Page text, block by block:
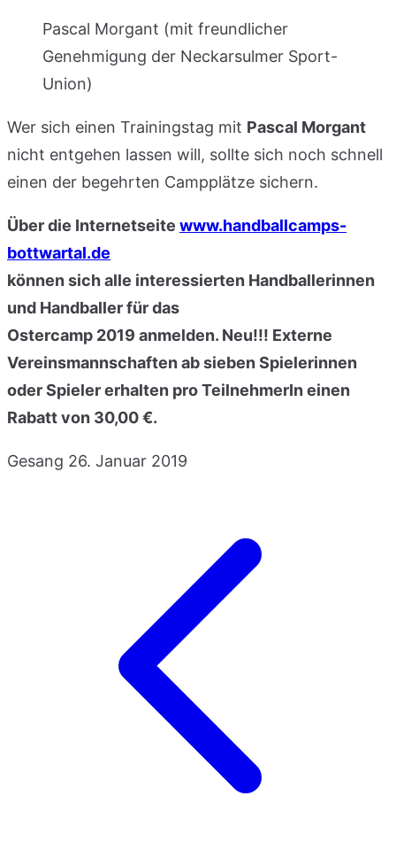
Pascal Morgant (mit freundlicher
Genehmigung der Neckarsulmer Sport-
Union)
Wer sich einen Trainingstag mit Pascal Morgant
nicht entgehen lassen will, sollte sich noch schnell
einen der begehrten Campplätze sichern.
Über die Internetseite www.handballcamps-
bottwartal.de
können sich alle interessierten Handballerinnen
und Handballer für das
Ostercamp 2019 anmelden. Neu!!! Externe
Vereinsmannschaften ab sieben Spielerinnen
oder Spieler erhalten pro TeilnehmerIn einen
Rabatt von 30,00 €.
Gesang 26. Januar 2019